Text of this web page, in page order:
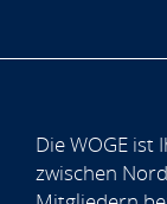
Die WOGE
zwischen